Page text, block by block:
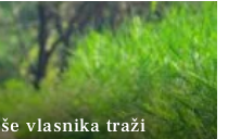
vlasnika traži